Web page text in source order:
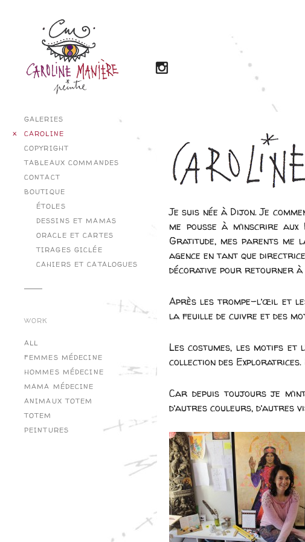
GALERIES
CAROLINE
COPYRIGHT
TABLEAUX COMMANDES
CONTACT
BOUTIQUE
ÉTOLES
DESSINS ET MAMAS
ORACLE ET CARTES
TIRAGES GICLÉE
CAHIERS ET CATALOGUES
WORK
ALL
FEMMES MÉDECINE
HOMMES MÉDECINE
MAMA MÉDECINE
ANIMAUX TOTEM
TOTEM
PEINTURES
Je suis née à Dijon. Je
me pousse à m’inscrire
Gratitude, mes parents me
agence en tant que
décorative pour retourner à
Après les trompe-l’œil et
la feuille de cuivre et des
Les costumes, les motifs et
collection des
Car depuis toujours je
d’autres couleurs, d’autres